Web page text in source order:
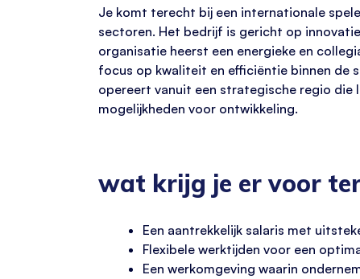
Je komt terecht bij een internationale
sectoren. Het bedrijf is gericht op
organisatie heerst een energieke en
focus op kwaliteit en efficiëntie binnen de
opereert vanuit een strategische regio die
mogelijkheden voor ontwikkeling.
wat krijg je er voor
Een aantrekkelijk salaris met
Flexibele werktijden voor een
Een werkomgeving waarin